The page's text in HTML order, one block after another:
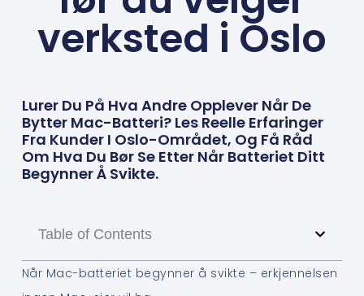
verksted i Oslo
Lurer Du På Hva Andre Opplever Når De
Bytter Mac-Batteri? Les Reelle Erfaringer
Fra Kunder I Oslo-Området, Og Få Råd
Om Hva Du Bør Se Etter Når Batteriet Ditt
Begynner Å Svikte.
Table of Contents
Når Mac-batteriet begynner å svikte – erkjennelsen